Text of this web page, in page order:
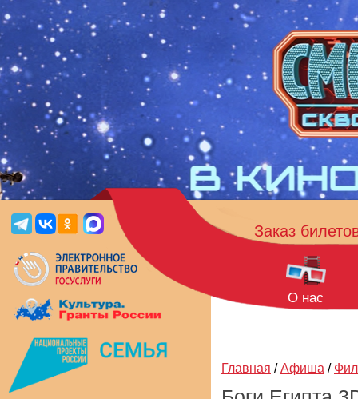
Заказ
О нас
Главная / Афиша /